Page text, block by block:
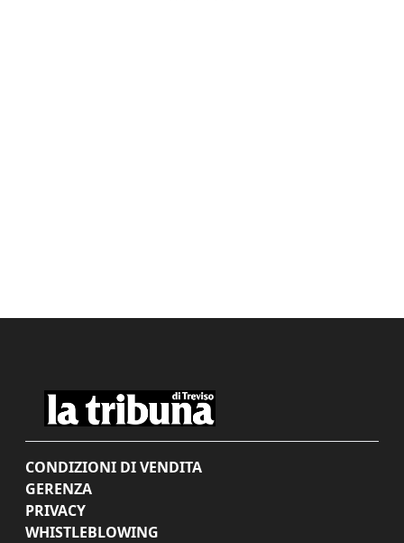
CONDIZIONI DI VENDITA
GERENZA
PRIVACY
WHISTLEBLOWING